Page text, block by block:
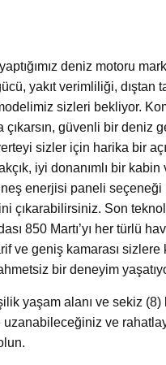
deniz motoru
yakıt verimliliği, dıştan
sizleri bekliyor.
çıkarsın, güvenli bir deniz
sizler için harika bir
iyi donanımlı bir
enerjisi paneli
çıkarabilirsiniz. Son
850 Martı’yı her türlü
ve geniş kamarası
bir deneyim
yaşam alanı ve sekiz
ve